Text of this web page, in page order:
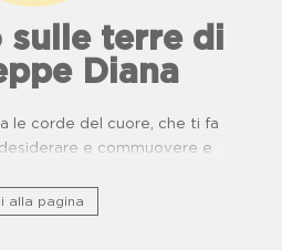
sulle terre di
Diana
le corde del cuore, che ti fa
e commuovere e
e buone pratiche.
alla pagina